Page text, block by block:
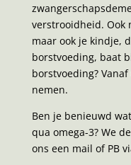
verstrooidheid. Ook
maar ook je kindje,
borstvoeding, baat
borstvoeding?
nemen.
Ben je benieuwd
qua omega-3? We
ons een mail of PB